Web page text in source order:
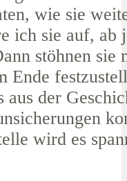
wie sie
ich sie auf, ab
stöhnen sie
der
wird es